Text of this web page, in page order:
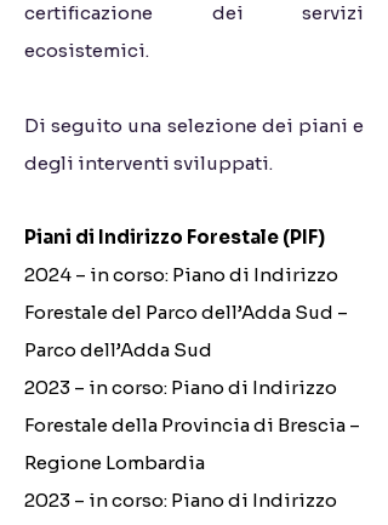
certificazione dei servizi
ecosistemici.
Di seguito una selezione dei piani e
degli interventi sviluppati.
Piani di Indirizzo Forestale (PIF)
2024 – in corso: Piano di Indirizzo
Forestale del Parco dell’Adda Sud –
Parco dell’Adda Sud
2023 – in corso: Piano di Indirizzo
Forestale della Provincia di Brescia –
Regione Lombardia
2023 – in corso: Piano di Indirizzo